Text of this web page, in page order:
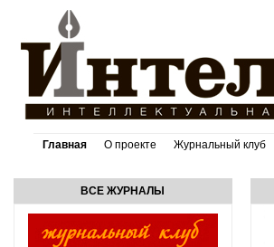
Главная О проекте Журнальный клуб
ВСЕ ЖУРНАЛЫ